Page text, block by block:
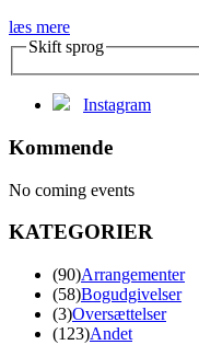
læs mere
Skift sprog
Instagram
Kommende
No coming events
KATEGORIER
(90)Arrangementer
(58)Bogudgivelser
(3)Oversættelser
(123)Andet